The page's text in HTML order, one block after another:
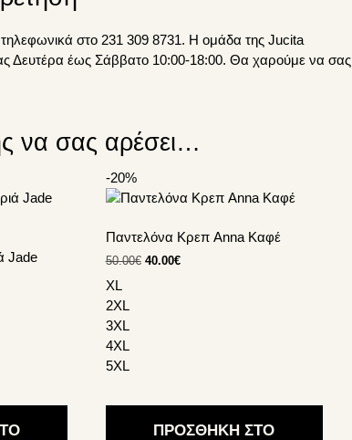
τηλεφωνικά στο 231 309 8731. Η ομάδα της Jucita
Δευτέρα έως Σάββατο 10:00-18:00. Θα χαρούμε να σας
να σας αρέσει…
Jade
-20%
Παντελόνα Κρεπ Anna Καφέ
50.00€ Original
40.00€Η
XL
2XL
3XL
4XL
5XL
ΠΡΟΣΘΗΚΗ ΣΤΟ
Αυτό
το
έχει
πολλαπλές
παραλλαγές.
Οι
επιλογές
μπορούν
να
στη